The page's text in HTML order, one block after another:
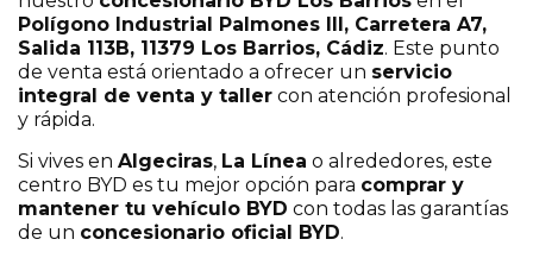
Polígono Industrial Palmones III, Carretera A7,
Salida 113B, 11379 Los Barrios, Cádiz. Este punto
de venta está orientado a ofrecer un servicio
integral de venta y taller con atención profesional
y rápida.
Si vives en Algeciras, La Línea o alrededores, este
centro BYD es tu mejor opción para comprar y
mantener tu vehículo BYD con todas las garantías
de un concesionario oficial BYD.